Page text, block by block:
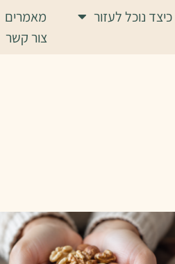
כיצד נוכל לעזור מאמרים
צור קשר